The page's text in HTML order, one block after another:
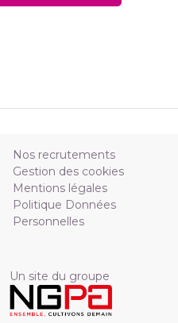
Nos recrutements
Gestion des cookies
Mentions légales
Politique Données
Personnelles
Un site du groupe